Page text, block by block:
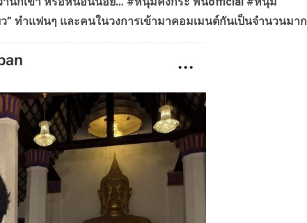
ว” ทำแฟนๆ และคนในวงการเข้ามาคอมเมนต์กันเป็นจำนวนมาก